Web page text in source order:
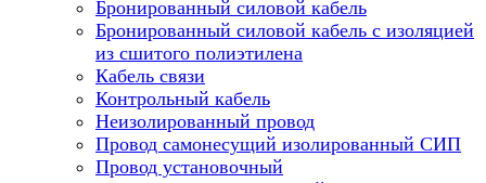
Бронированный силовой кабель
Бронированный силовой кабель с изоляцией
из сшитого полиэтилена
Кабель связи
Контрольный кабель
Неизолированный провод
Провод самонесущий изолированный СИП
Провод установочный